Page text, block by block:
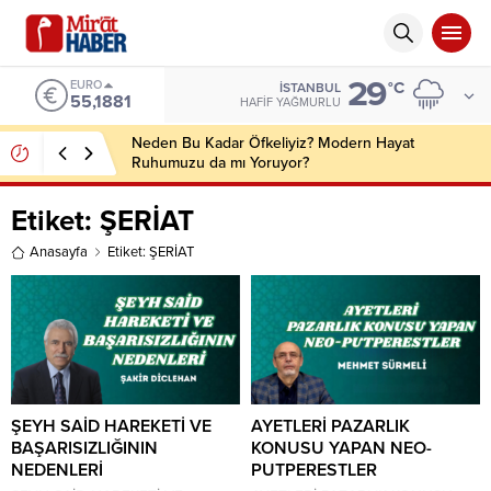
ALTIN
6.660,55
İSTANBUL
HAFIF YAĞMURLU 29°C
Fidan’dan Mekke Anlaşması mesajı: “Bize
saldırmayan hiçbir ülke hedefimizde değil”
Etiket: ŞERİAT
Anasayfa Etiket: ŞERİAT
ŞEYH SAİD HAREKETİ VE
BAŞARISIZLIĞININ
NEDENLERİ
AYETLERİ PAZARLIK
KONUSU YAPAN NEO-
PUTPERESTLER